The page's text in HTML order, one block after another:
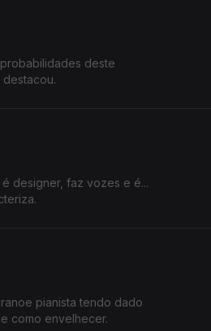
deste
designer, faz vozes e é...
pianista tendo dado
como envelhecer.